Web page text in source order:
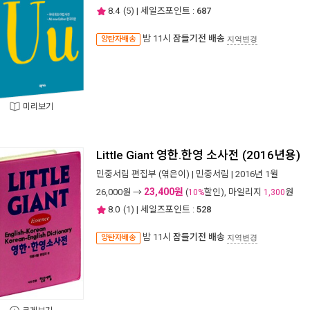
미리보기
8.4 (5) | 세일즈포인트 : 687
양탄자배송 밤 11시 잠들기전 배송 지역변경
Little Giant 영한.한영 소사전 (2016년용)
민중서림 편집부 (엮은이) | 민중서림 | 2016년 1월
26,000원 → 23,400원 (10%할인), 마일리지 1,300원
8.0 (1) | 세일즈포인트 : 528
양탄자배송 밤 11시 잠들기전 배송 지역변경